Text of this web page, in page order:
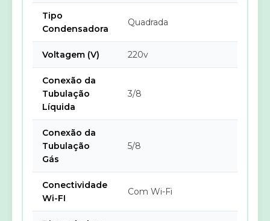
Tipo
Condensadora
Quadrada
Voltagem (V) 220v
Conexão da
Tubulação
Líquida
3/8
Conexão da
Tubulação
Gás
5/8
Conectividade
Wi-FI
Com Wi-Fi